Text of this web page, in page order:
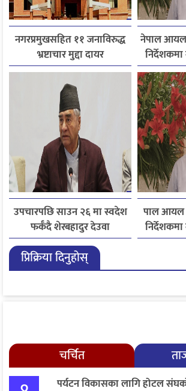
नगरप्रमुखसहित ११ जनाविरुद्ध
भ्रष्टाचार मुद्दा दायर
नेपाल आयल
निर्देशकमा
उपचारपछि साउन २६ मा स्वदेश
फर्कँदै शेरबहादुर देउवा
पाल आयल
निर्देशकमा
प्रिक्रिया दिनुहोस्
चर्चित
पर्यटन विकासका लागि होटल